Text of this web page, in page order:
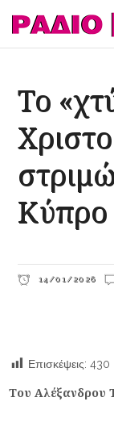
Το
Κύπρο
14/01/2026
Επισκέψεις: 430
Του Αλέξανδρου